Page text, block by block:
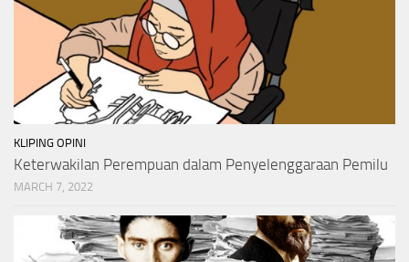
KLIPING OPINI
Keterwakilan Perempuan dalam Penyelenggaraan Pemilu
MARCH 7, 2022